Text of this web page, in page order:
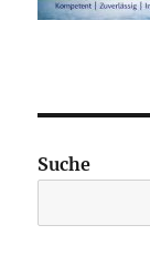
Suche